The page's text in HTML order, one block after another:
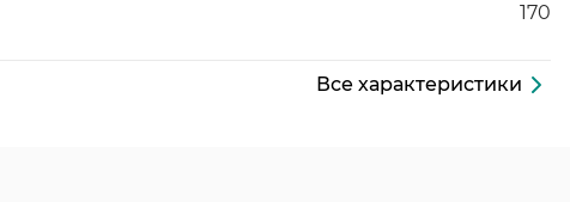
170
Все характеристики